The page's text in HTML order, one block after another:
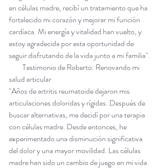
en células madre, recibí un tratamiento que ha
fortalecido mi corazón y mejorar mi función
cardíaca. Mi energía y vitalidad han vuelto, y
estoy agradecida por esta oportunidad de
seguir disfrutando de la vida junto a mi familia".
salud articular
"Años de artritis reumatoide dejaron mis
articulaciones doloridas y rígidas. Después de
buscar alternativas, me decidí por una terapia
con células madre. Desde entonces, he
experimentado una disminución significativa
del dolor y una mayor movilidad. Las células
madre han sido un cambio de juego en mi vida